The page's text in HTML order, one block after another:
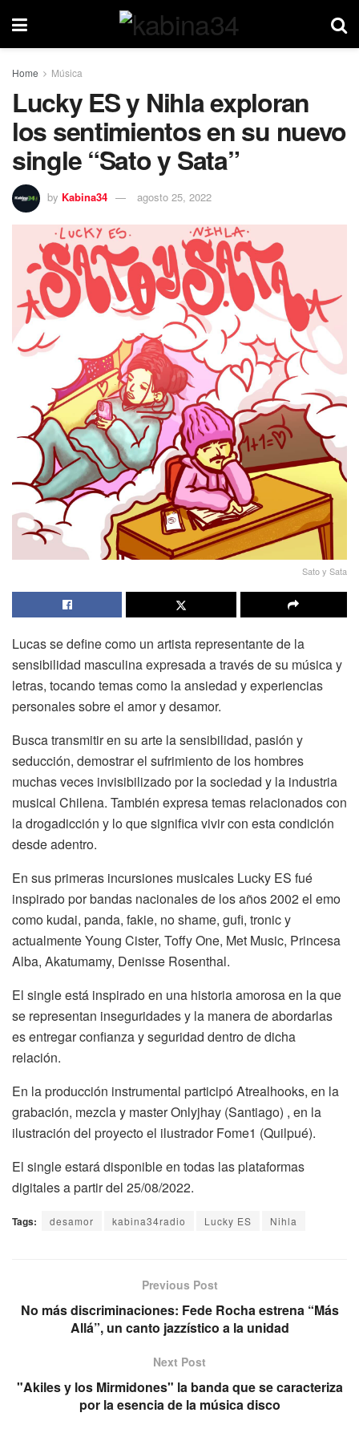
Home Música
Lucky ES y Nihla exploran
los sentimientos en su nuevo
single “Sato y Sata”
by Kabina34 agosto 25, 2022
Sato y Sata
Lucas se define como un artista representante de la
sensibilidad masculina expresada a través de su música y
letras, tocando temas como la ansiedad y experiencias
personales sobre el amor y desamor.
Busca transmitir en su arte la sensibilidad, pasión y
seducción, demostrar el sufrimiento de los hombres
muchas veces invisibilizado por la sociedad y la industria
musical Chilena. También expresa temas relacionados con
la drogadicción y lo que significa vivir con esta condición
desde adentro.
En sus primeras incursiones musicales Lucky ES fué
inspirado por bandas nacionales de los años 2002 el emo
como kudai, panda, fakie, no shame, gufi, tronic y
actualmente Young Cister, Toffy One, Met Music, Princesa
Alba, Akatumamy, Denisse Rosenthal.
El single está inspirado en una historia amorosa en la que
se representan inseguridades y la manera de abordarlas
es entregar confianza y seguridad dentro de dicha
relación.
En la producción instrumental participó Atrealhooks, en la
grabación, mezcla y master Onlyjhay (Santiago) , en la
ilustración del proyecto el ilustrador Fome1 (Quilpué).
El single estará disponible en todas las plataformas
digitales a partir del 25/08/2022.
Tags: desamor kabina34radio Lucky ES Nihla
Previous Post
No más discriminaciones: Fede Rocha estrena “Más
Allá”, un canto jazzístico a la unidad
Next Post
"Akiles y los Mirmidones" la banda que se caracteriza
por la esencia de la música disco